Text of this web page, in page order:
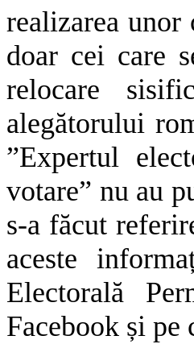
realizarea
doar cei care
relocare
alegătorului
”Expertul
votare” nu au
s-a făcut
aceste
Electorală
Facebook și